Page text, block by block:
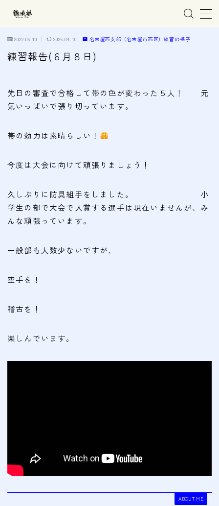
MENU
親子で学ぶ空手
春日井市の道場
高蔵寺の道場
会費
無料体験
入会申込
道場について
指導部紹介
2022.06.10 2026.04.10 名古屋西支部（名古屋市西区）練習の様子
練習報告(６月８日)
先日の審査で合格して帯の色が変わった５人！ 元
気いっぱいで張り切っています。
帯の効力は素晴らしい！
今度は大会に向けて頑張りましょう！
久しぶりに防具組手をしました。 小
学生の部で大会で入賞する選手は現在いませんが、み
んな頑張っています。
一般部も人数少ないですが、
空手を！
稽古を！
楽しんでいます。
ABOUT ME